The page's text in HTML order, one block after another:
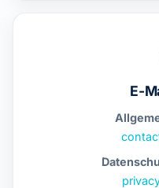
E-